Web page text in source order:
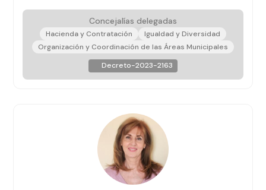
Concejalías delegadas
Hacienda y Contratación
Igualdad y Diversidad
Organización y Coordinación de las Áreas Municipales
Decreto-2023-2163